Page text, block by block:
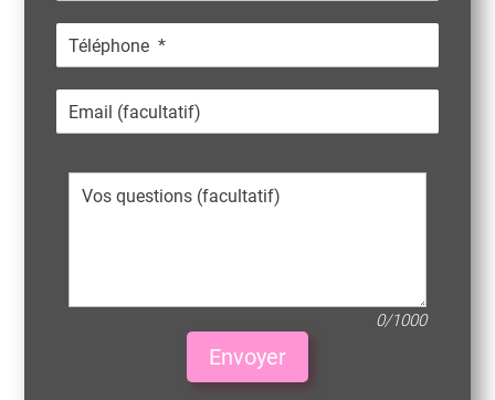
0/1000
Envoyer